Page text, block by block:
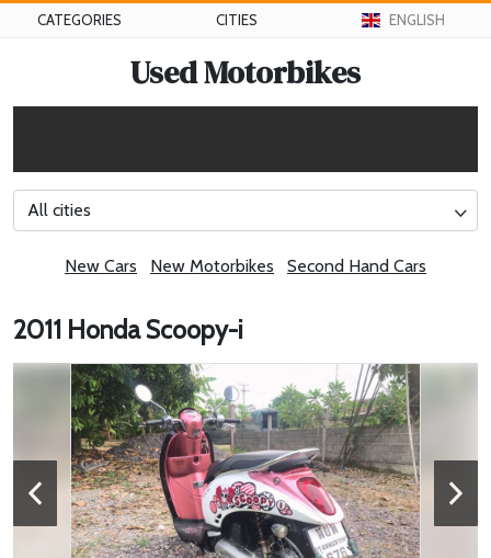
CATEGORIES CITIES ENGLISH
Used Motorbikes
All cities
New Cars New Motorbikes Second Hand Cars
2011 Honda Scoopy-i